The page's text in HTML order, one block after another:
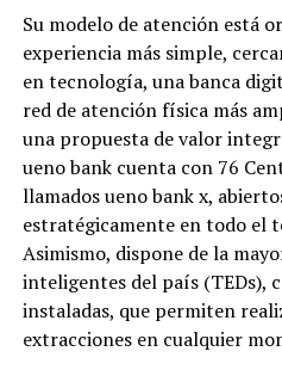
Su modelo de atención está
experiencia más simple,
en tecnología, una banca
red de atención física más
una propuesta de valor
ueno bank cuenta con 76
llamados ueno bank x,
estratégicamente en todo el
Asimismo, dispone de la
inteligentes del país (TEDs),
instaladas, que permiten
extracciones en cualquier